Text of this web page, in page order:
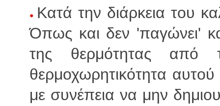
Κατά την διάρκεια του
Όπως και δεν 'παγώνει'
της θερμότητας από
θερμοχωρητικότητα
με συνέπεια να μην